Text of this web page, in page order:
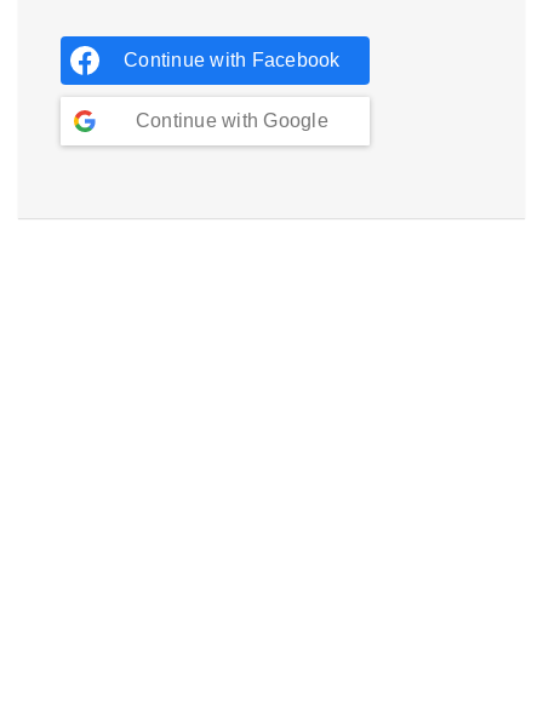
Continue with Facebook
Continue with Google